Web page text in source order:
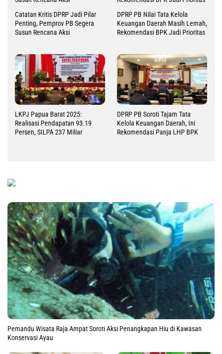
Catatan Kritis DPRP Jadi Pilar
Penting, Pemprov PB Segera
Susun Rencana Aksi
DPRP PB Nilai Tata Kelola
Keuangan Daerah Masih Lemah,
Rekomendasi BPK Jadi Prioritas
LKPJ Papua Barat 2025:
Realisasi Pendapatan 93.19
Persen, SILPA 237 Miliar
DPRP PB Soroti Tajam Tata
Kelola Keuangan Daerah, Ini
Rekomendasi Panja LHP BPK
Pemandu Wisata Raja Ampat Soroti Aksi Penangkapan Hiu di Kawasan
Konservasi Ayau